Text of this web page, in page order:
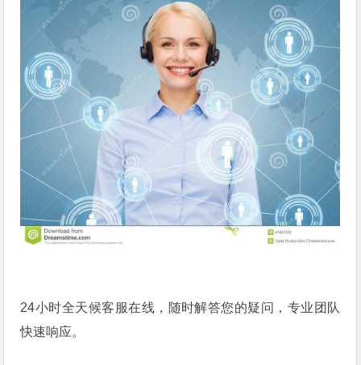
24小时全天候客服在线，随时解答您的疑问，专业团队
快速响应。